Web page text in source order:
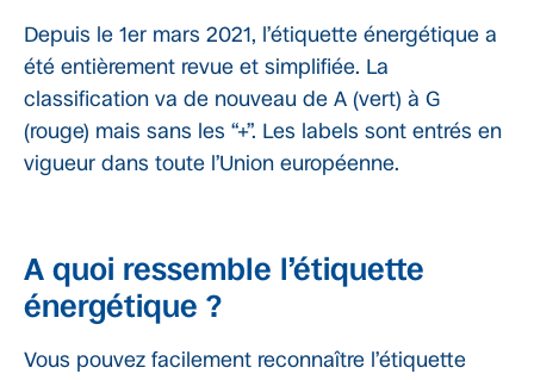
Depuis le 1er mars 2021, l’étiquette énergétique a
été entièrement revue et simplifiée. La
classification va de nouveau de A (vert) à G
(rouge) mais sans les “+”. Les labels sont entrés en
vigueur dans toute l’Union européenne.
A quoi ressemble l’étiquette
énergétique ?
Vous pouvez facilement reconnaître l’étiquette